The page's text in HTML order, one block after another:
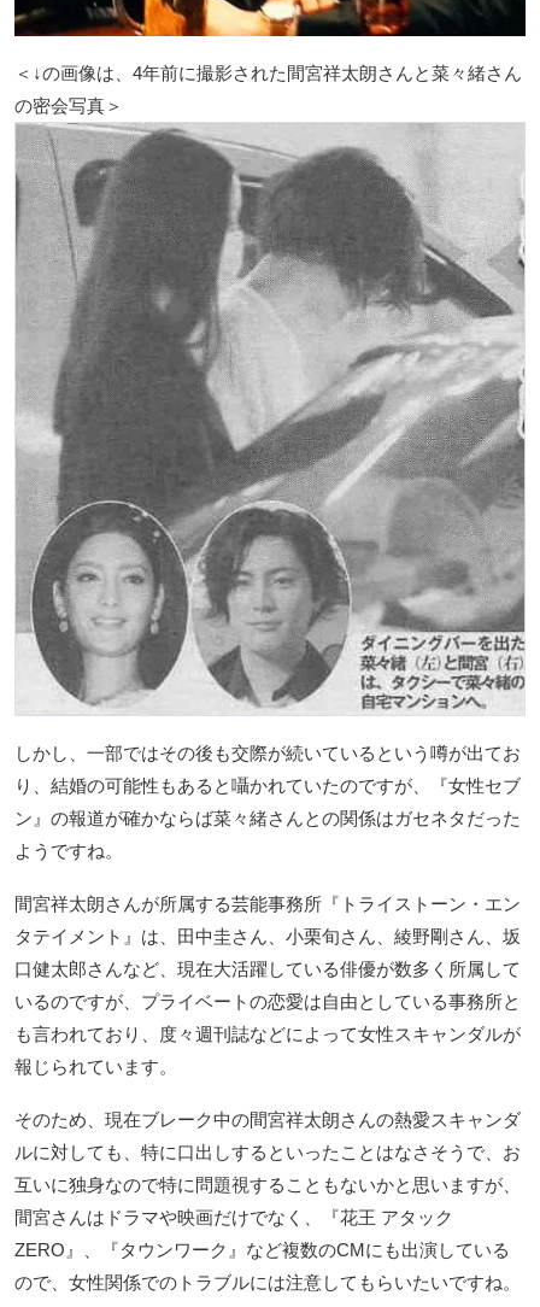
＜↓の画像は、4年前に撮影された間宮祥太朗さんと菜々緒さん
の密会写真＞
しかし、一部ではその後も交際が続いているという噂が出てお
り、結婚の可能性もあると囁かれていたのですが、『女性セブ
ン』の報道が確かならば菜々緒さんとの関係はガセネタだった
ようですね。
間宮祥太朗さんが所属する芸能事務所『トライストーン・エン
タテイメント』は、田中圭さん、小栗旬さん、綾野剛さん、坂
口健太郎さんなど、現在大活躍している俳優が数多く所属して
いるのですが、プライベートの恋愛は自由としている事務所と
も言われており、度々週刊誌などによって女性スキャンダルが
報じられています。
そのため、現在ブレーク中の間宮祥太朗さんの熱愛スキャンダ
ルに対しても、特に口出しするといったことはなさそうで、お
互いに独身なので特に問題視することもないかと思いますが、
間宮さんはドラマや映画だけでなく、『花王 アタック
ZERO』、『タウンワーク』など複数のCMにも出演している
ので、女性関係でのトラブルには注意してもらいたいですね。